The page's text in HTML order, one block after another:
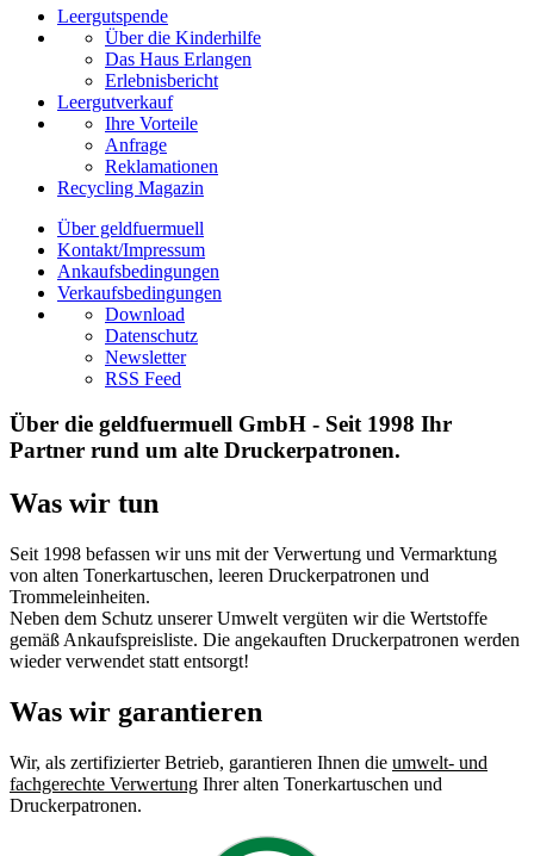
Leergutspende
Über die Kinderhilfe
Das Haus Erlangen
Erlebnisbericht
Leergutverkauf
Ihre Vorteile
Anfrage
Reklamationen
Recycling Magazin
Über geldfuermuell
Kontakt/Impressum
Ankaufsbedingungen
Verkaufsbedingungen
Download
Datenschutz
Newsletter
RSS Feed
Über die geldfuermuell GmbH - Seit 1998 Ihr
Partner rund um alte Druckerpatronen.
Was wir tun
Seit 1998 befassen wir uns mit der Verwertung und Vermarktung
von alten Tonerkartuschen, leeren Druckerpatronen und
Trommeleinheiten.
Neben dem Schutz unserer Umwelt vergüten wir die Wertstoffe
gemäß Ankaufspreisliste. Die angekauften Druckerpatronen werden
wieder verwendet statt entsorgt!
Was wir garantieren
Wir, als zertifizierter Betrieb, garantieren Ihnen die umwelt- und
fachgerechte Verwertung Ihrer alten Tonerkartuschen und
Druckerpatronen.